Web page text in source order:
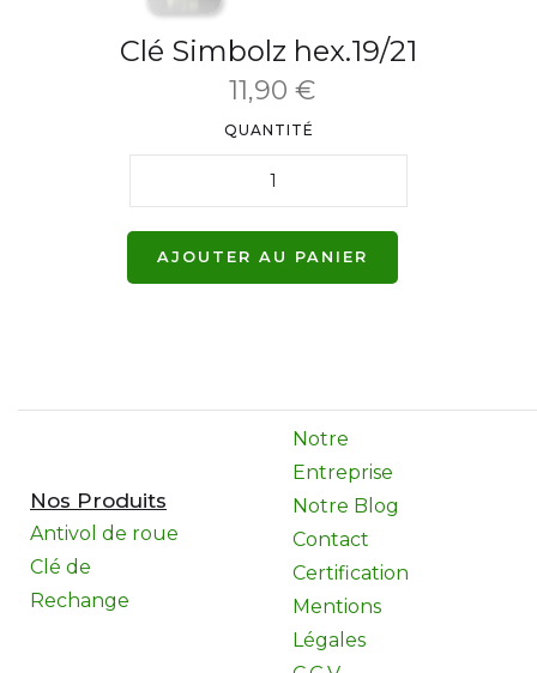
Clé Simbolz hex.19/21
11,90 €
QUANTITÉ
Nos Produits
Antivol de roue
Clé de
Rechange
Notre
Entreprise
Notre Blog
Contact
Certification
Mentions
Légales